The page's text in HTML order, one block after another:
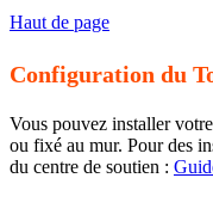
Haut de page
Configuration du
Vous pouvez installer
ou fixé au mur. Pour des
du centre de soutien :